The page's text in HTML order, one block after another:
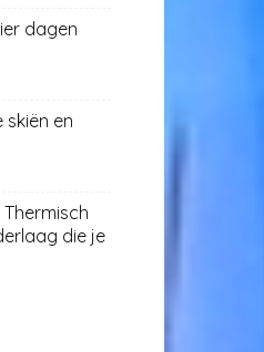
dagen
skiën en
die je